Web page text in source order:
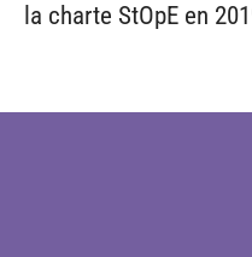
la charte StOpE en